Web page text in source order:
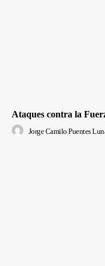
Ataques contra la
Jorge Camilo Puentes